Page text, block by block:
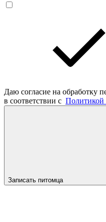
Даю согласие на обработку
в соответствии с Политикой
Записать питомца